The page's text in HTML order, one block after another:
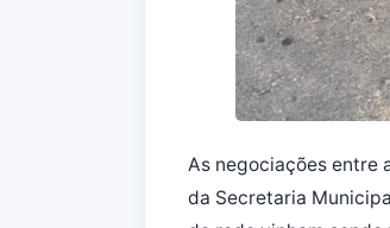
As negociações entre
da Secretaria